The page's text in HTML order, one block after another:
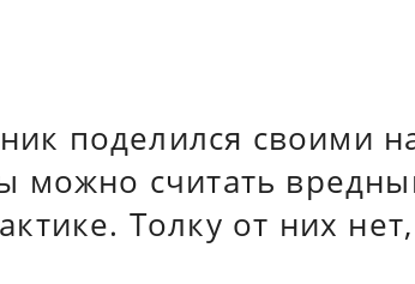
поделился своими
можно считать
Толку от них